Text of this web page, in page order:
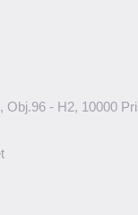
Obj.96 - H2, 10000